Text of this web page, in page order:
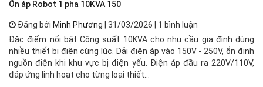
Ổn áp Robot 1 pha 10KVA 150
Đăng bởi Minh Phương | 31/03/2026 | 1 bình luận
Đặc điểm nổi bật Công suất 10KVA cho nhu cầu gia đình dùng
nhiều thiết bị điện cùng lúc. Dải điện áp vào 150V - 250V, ổn định
nguồn điện khi khu vực bị điện yếu. Điện áp đầu ra 220V/110V,
đáp ứng linh hoạt cho từng loại thiết...